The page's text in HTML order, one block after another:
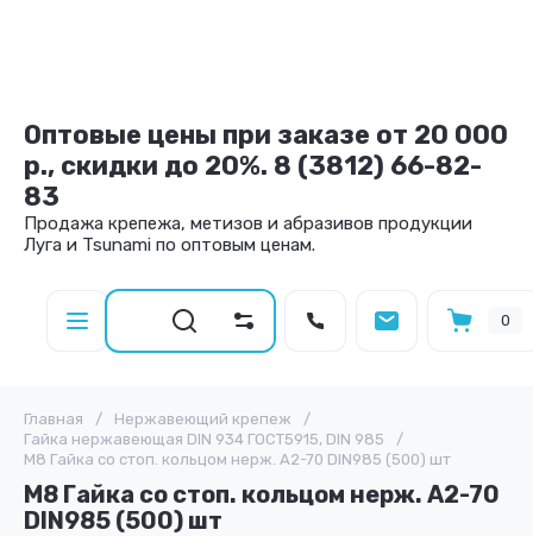
Оптовые цены при заказе от 20 000
р., скидки до 20%. 8 (3812) 66-82-
83
Продажа крепежа, метизов и абразивов продукции
Луга и Tsunami по оптовым ценам.
0
Главная / Нержавеющий крепеж
/
Гайка нержавеющая DIN 934 ГОСТ5915, DIN 985
/
М8 Гайка со стоп. кольцом нерж. А2-70 DIN985 (500) шт
М8 Гайка со стоп. кольцом нерж. А2-70
DIN985 (500) шт